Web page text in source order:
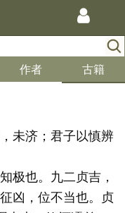
作者 古籍
；君子以慎辨
也。九二贞吉，
凶，位不当也。贞